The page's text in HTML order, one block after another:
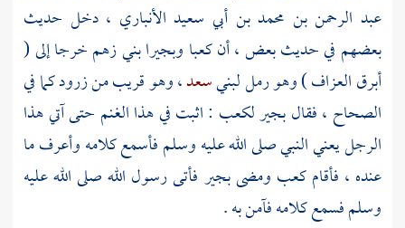
عبد الرحمن بن محمد بن أبي سعيد الأنباري ، دخل حديث
بعضهم في حديث بعض ، أنكعبا وبجيرابنيزهمخرجا إلى (
أبرق العزاف ) وهو رمل لبنيسعد، وهو قريب منزرودكما في
الصحاح ، فقالبجيرلكعب : اثبت في هذا الغنم حتى آتي هذا
الرجل يعني النبي صلى الله عليه وسلم فأسمع كلامه وأعرف ما
عنده ، فأقامكعب ومضىبجير فأتى رسول الله صلى الله عليه
وسلم فسمع كلامه فآمن به .